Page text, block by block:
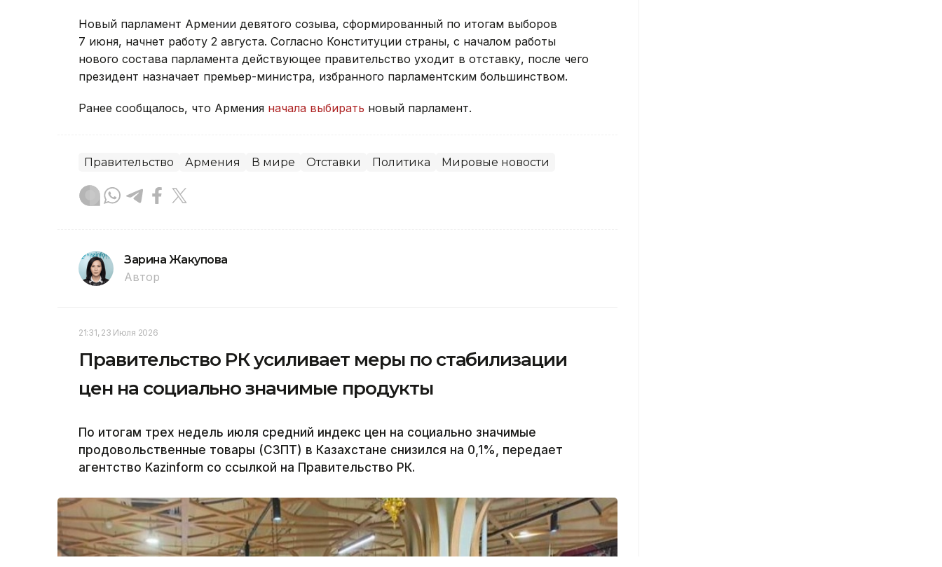
Новый парламент Армении девятого созыва, сформированный по итогам выборов
7 июня, начнет работу 2 августа. Согласно Конституции страны, с началом работы
нового состава парламента действующее правительство уходит в отставку, после чего
президент назначает премьер-министра, избранного парламентским большинством.
Ранее сообщалось, что Армения начала выбирать новый парламент.
Правительство Армения В мире Отставки Политика Мировые новости
Зарина Жакупова
Автор
21:31, 23 Июля 2026
Правительство РК усиливает меры по стабилизации
цен на социально значимые продукты
По итогам трех недель июля средний индекс цен на социально значимые
продовольственные товары (СЗПТ) в Казахстане снизился на 0,1%, передает
агентство Kazinform со ссылкой на Правительство РК.